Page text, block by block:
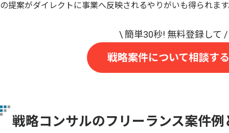
の提案がダイレクトに事業へ反映されるやりがいも得られま
戦略案件について相談する
戦略コンサルのフリーランス案件例